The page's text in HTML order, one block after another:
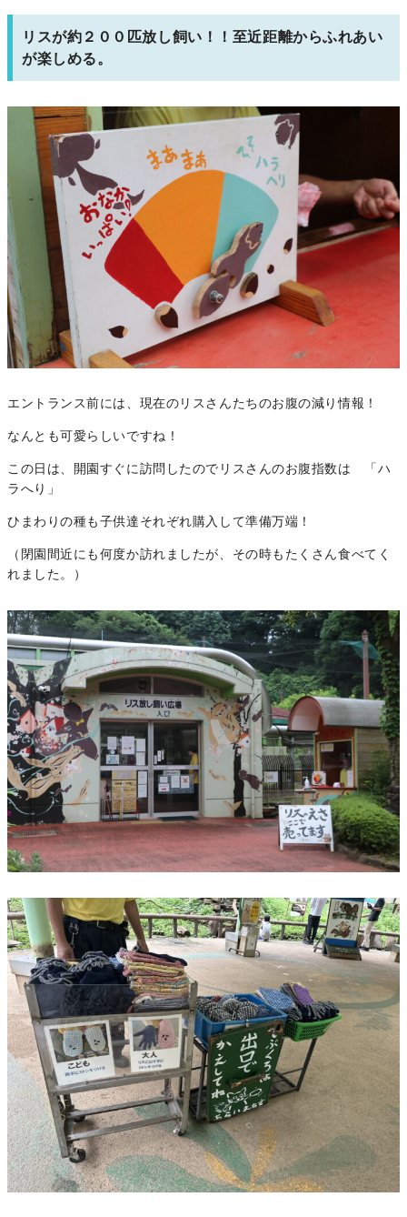
リスが約２００匹放し飼い！！至近距離からふれあい
が楽しめる。
エントランス前には、現在のリスさんたちのお腹の減り情報！
なんとも可愛らしいですね！
この日は、開園すぐに訪問したのでリスさんのお腹指数は 「ハ
ラへり」
ひまわりの種も子供達それぞれ購入して準備万端！
（閉園間近にも何度か訪れましたが、その時もたくさん食べてく
れました。）